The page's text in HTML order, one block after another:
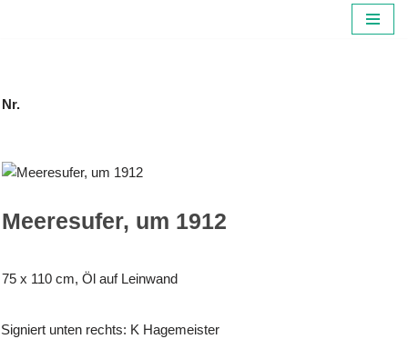
Nr.
Meeresufer, um 1912
75 x 110 cm, Öl auf Leinwand
Signiert unten rechts: K Hagemeister